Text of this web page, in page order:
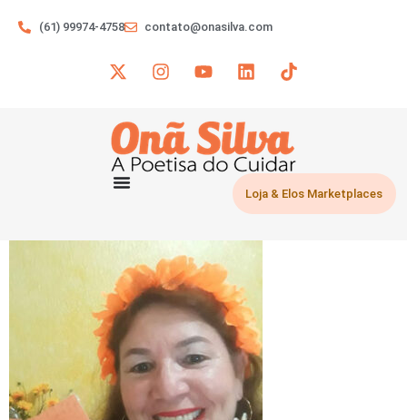
(61) 99974-4758 contato@onasilva.com
Loja & Elos Marketplaces